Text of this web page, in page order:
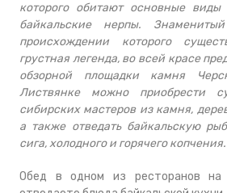
которого обитают основные
байкальские нерпы.
происхождении которого
грустная легенда, во всей красе
обзорной площадки камня
Листвянке можно приобрести
сибирских мастеров из камня,
а также отведать байкальскую
сига, холодного и горячего копчения.
Обед в одном из ресторанов на